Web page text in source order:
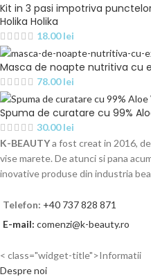
Kit in 3 pasi impotriva
Holika Holika
18.00lei
Masca de noapte nutritiva cu
78.00lei
Spuma de curatare cu 99%
30.00lei
K-BEAUTYa fost creat in 2016,
vise marete. De atunci si pana
inovative produse din industria
Telefon: +40 737 828 871
E-mail: comenzi@k-beauty.ro
< class="widget-title">Informatii
Despre noi